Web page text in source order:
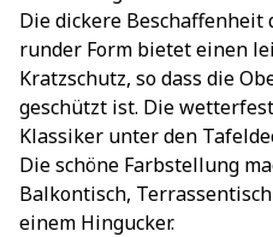
Die dickere
runder Form bietet einen
Kratzschutz, so dass die
geschützt ist. Die
Klassiker unter den
Die schöne Farbstellung
Balkontisch,
einem Hingucker.